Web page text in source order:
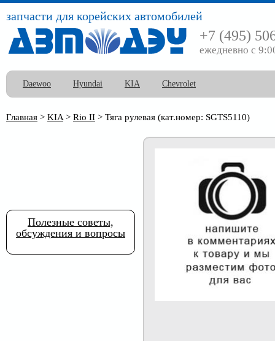
запчасти для корейских автомобилей
+7 (495)
ежедневно с
Daewoo Hyundai KIA Chevrolet
Главная > KIA > Rio II > Тяга рулевая (кат.номер: SGTS5110)
Полезные советы,
обсуждения и вопросы